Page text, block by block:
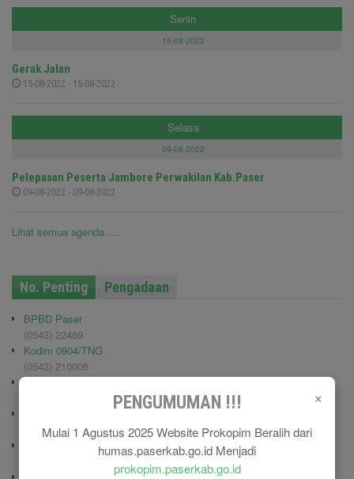
×
PENGUMUMAN !!!
Mulai 1 Agustus 2025 Website Prokopim Beralih dari
humas.paserkab.go.id Menjadi
prokopim.paserkab.go.id
Senin
15-08-2022
Gerak Jalan
15-08-2022 - 15-08-2022
Selasa
09-08-2022
Pelepasan Peserta Jambore Perwakilan Kab.Paser
09-08-2022 - 09-08-2022
Lihat semua agenda ....
No. Penting Pengadaan
BPBD Paser
(0543) 22469
Kodim 0904/TNG
(0543) 210006
Pemadam Kebakaran
(0543) 21687